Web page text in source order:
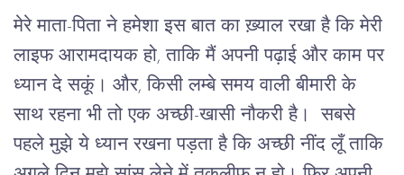
मेरे माता-पिता ने हमेशा इस बात का ख़्याल रखा है कि मेरी
लाइफ आरामदायक हो, ताकि मैं अपनी पढ़ाई और काम पर
ध्यान दे सकूं। और, किसी लम्बे समय वाली बीमारी के
साथ रहना भी तो एक अच्छी-खासी नौकरी है। सबसे
पहले मुझे ये ध्यान रखना पड़ता है कि अच्छी नींद लूँ ताकि